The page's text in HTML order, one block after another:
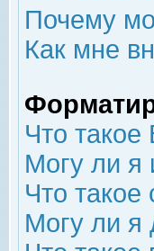
Почему
Как мне
Что такое
Могу ли я
Что такое
Могу ли я